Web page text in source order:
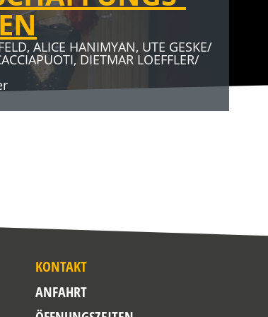
ALICE HANIMYAN, UTE GESKE/
DIETMAR LOEFFLER/
KONTAKT
ANFAHRT